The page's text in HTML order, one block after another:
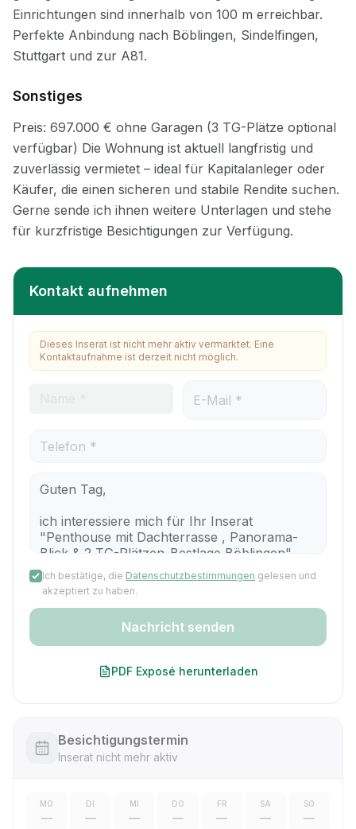
Sonstiges
Kontakt aufnehmen
Dieses Inserat ist nicht mehr aktiv vermarktet. Eine
Kontaktaufnahme ist derzeit nicht möglich.
Ich bestätige, die Datenschutzbestimmungen gelesen und
akzeptiert zu haben.
Nachricht senden
PDF Exposé herunterladen
Besichtigungstermin
Inserat nicht mehr aktiv
MO
—
DI
—
MI
—
DO
—
FR
—
SA
—
SO
—